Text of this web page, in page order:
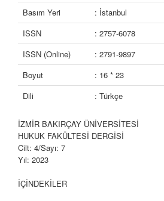
Basım Yeri
: İstanbul
ISSN
: 2757-6078
ISSN (Online)
: 2791-9897
Boyut
: 16 * 23
Dili
: Türkçe
İZMİR BAKIRÇAY ÜNİVERSİTESİ
HUKUK FAKÜLTESİ DERGİSİ
Cilt: 4/Sayı: 7
Yıl: 2023
İÇİNDEKİLER